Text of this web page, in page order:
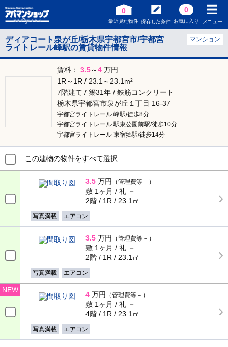
0
最近見た物件 保存した条件
0
お気に入り メニュー
ディアコート泉が丘/栃木県宇都宮市/宇都宮
ライトレール峰駅の賃貸物件情報
マンション
賃料： 3.5～4 万円
1R～1R / 23.1～23.1m²
7階建て / 築31年 / 鉄筋コンクリート
栃木県宇都宮市泉が丘１丁目 16-37
宇都宮ライトレール 峰駅/徒歩8分
宇都宮ライトレール 駅東公園前駅/徒歩10分
宇都宮ライトレール 東宿郷駅/徒歩14分
この建物の物件をすべて選択
3.5 万円 （管理費等－）
敷 1ヶ月 / 礼 －
2階 / 1R / 23.1㎡
写真満載 エアコン
3.5 万円 （管理費等－）
敷 1ヶ月 / 礼 －
2階 / 1R / 23.1㎡
写真満載 エアコン
NEW
4 万円 （管理費等－）
敷 1ヶ月 / 礼 －
4階 / 1R / 23.1㎡
写真満載 エアコン